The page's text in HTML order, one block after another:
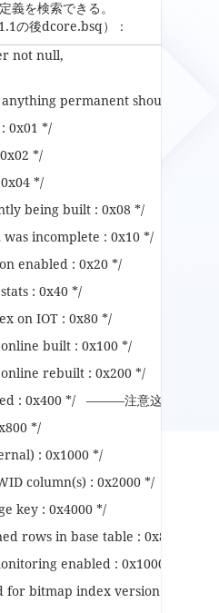
義を検索できる。
の後dcore.bsq）：
null,
permanent should go
0x01 */
*/
*/
being built : 0x08 */
incomplete : 0x10 */
enabled : 0x20 */
: 0x40 */
on IOT : 0x80 */
built : 0x100 */
rebuilt : 0x200 */
: 0x400 */ ———注意这里，设置
*/
: 0x1000 */
column(s) : 0x2000 */
key : 0x4000 */
rows in base table : 0x8000 */
enabled : 0x10000 */
for bitmap index version :